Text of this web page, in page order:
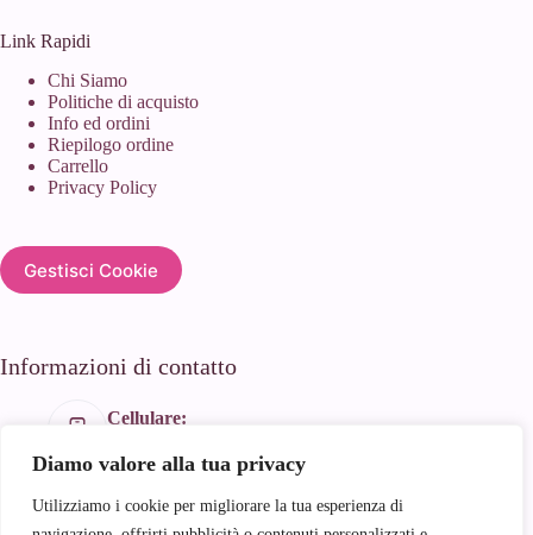
Diamo valore alla tua privacy
Utilizziamo i cookie per migliorare la tua esperienza di
Link Rapidi
Chi Siamo
Politiche di acquisto
Info ed ordini
Riepilogo ordine
Carrello
Privacy Policy
Gestisci Cookie
Informazioni di contatto
Cellulare:
Email:
info@andyhandmade.it
Indirizzo: